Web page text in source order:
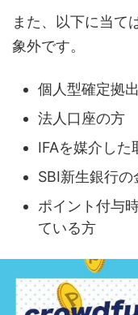
また、以下に当て
象外です。
個人型確定拠
法人口座の方
IFAを媒介した
SBI新生銀行
ポイント付与
ている方